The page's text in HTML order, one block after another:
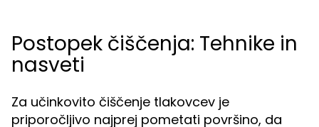
Postopek čiščenja: Tehnike in
nasveti
Za učinkovito čiščenje tlakovcev je
priporočljivo najprej pometati površino, da